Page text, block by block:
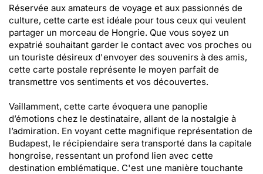
Réservée aux amateurs de voyage et aux passionnés de
culture, cette carte est idéale pour tous ceux qui veulent
partager un morceau de Hongrie. Que vous soyez un
expatrié souhaitant garder le contact avec vos proches ou
un touriste désireux d'envoyer des souvenirs à des amis,
cette carte postale représente le moyen parfait de
transmettre vos sentiments et vos découvertes.
Vaillamment, cette carte évoquera une panoplie
d’émotions chez le destinataire, allant de la nostalgie à
l’admiration. En voyant cette magnifique représentation de
Budapest, le récipiendaire sera transporté dans la capitale
hongroise, ressentant un profond lien avec cette
destination emblématique. C'est une manière touchante